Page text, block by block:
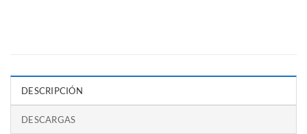
DESCRIPCIÓN
DESCARGAS